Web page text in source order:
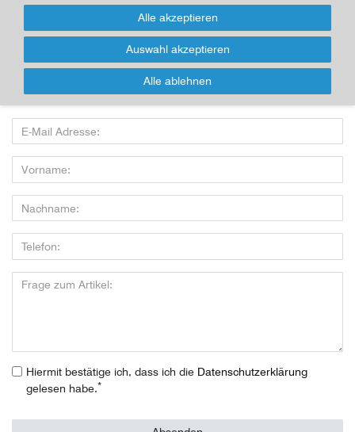
Für Infos zum Artikel oder Kauf, bitte Formular
nutzen!
Wenn Sie den Artikel kaufen möchten, dann bitte das Formular
nutzen:
Hiermit bestätige ich, dass ich die Daten­schutz­erklärung
gelesen habe.*
Alle akzeptieren
Auswahl akzeptieren
Alle ablehnen